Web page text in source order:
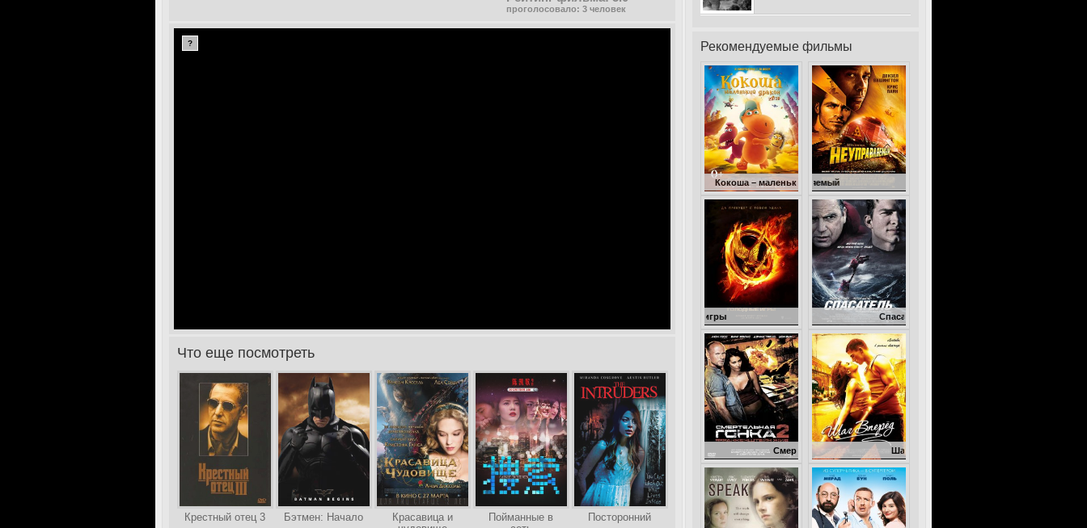
проголосовало: 3 человек
?
>Что еще посмотреть
Крестный отец 3 Бэтмен: Начало
Красавица и
Пойманные в
Посторонний
Рекомендуемые фильмы
Кокоша – маленький дракон
Смертельная гонка 2: Франкенштейн жив
Шаг вперед